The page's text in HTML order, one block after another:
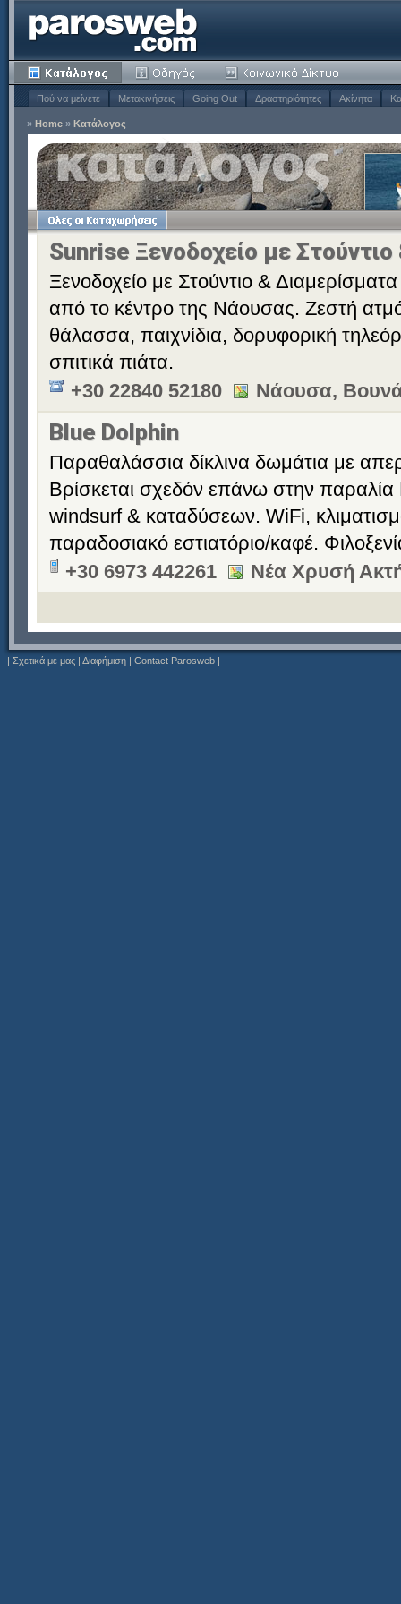
Πού να μείνετε Μετακινήσεις Going Out Δραστηριότητες Ακίνητα
» Home » Κατάλογος
Sunrise Ξενοδοχείο με
Ξενοδοχείο με Στούντιο &
από το κέντρο της Νάουσας. Ζεστή
θάλασσα, παιχνίδια, δορυφορική
σπιτικά πιάτα.
+30 22840 52180
Νάουσα,
Blue Dolphin
Παραθαλάσσια δίκλινα δωμάτια με
Βρίσκεται σχεδόν επάνω στην
windsurf & καταδύσεων. WiFi,
παραδοσιακό εστιατόριο/καφέ.
+30 6973 442261
Νέα Χρυσή
| Σχετικά με μας | Διαφήμιση | Contact Parosweb |